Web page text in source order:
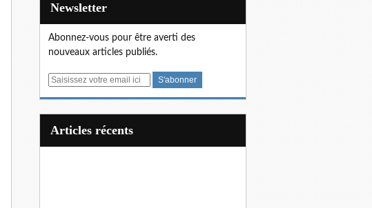
Newsletter
Abonnez-vous pour être averti des
nouveaux articles publiés.
E
articles récents